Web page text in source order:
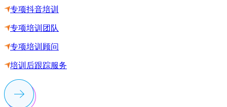
专项抖音培训
专项培训团队
专项培训顾问
培训后跟踪服务